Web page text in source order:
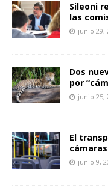
Sileoni
las
junio 29,
Dos
por
junio 25,
El
junio 9,